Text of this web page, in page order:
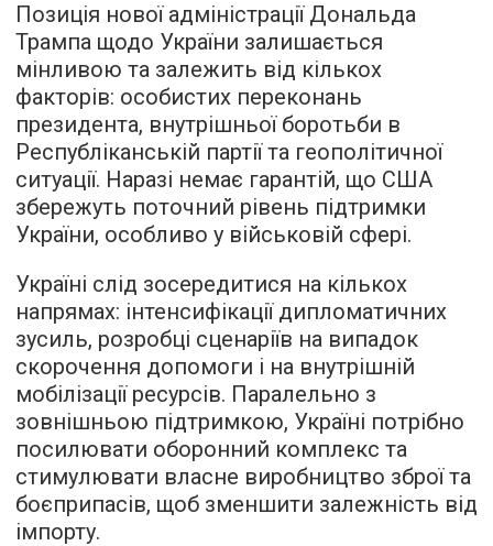
Позиція нової адміністрації Дональда
Трампа щодо України залишається
мінливою та залежить від кількох
факторів: особистих переконань
президента, внутрішньої боротьби в
Республіканській партії та геополітичної
ситуації. Наразі немає гарантій, що США
збережуть поточний рівень підтримки
України, особливо у військовій сфері.
Україні слід зосередитися на кількох
напрямах: інтенсифікації дипломатичних
зусиль, розробці сценаріїв на випадок
скорочення допомоги і на внутрішній
мобілізації ресурсів. Паралельно з
зовнішньою підтримкою, Україні потрібно
посилювати оборонний комплекс та
стимулювати власне виробництво зброї та
боєприпасів, щоб зменшити залежність від
імпорту.